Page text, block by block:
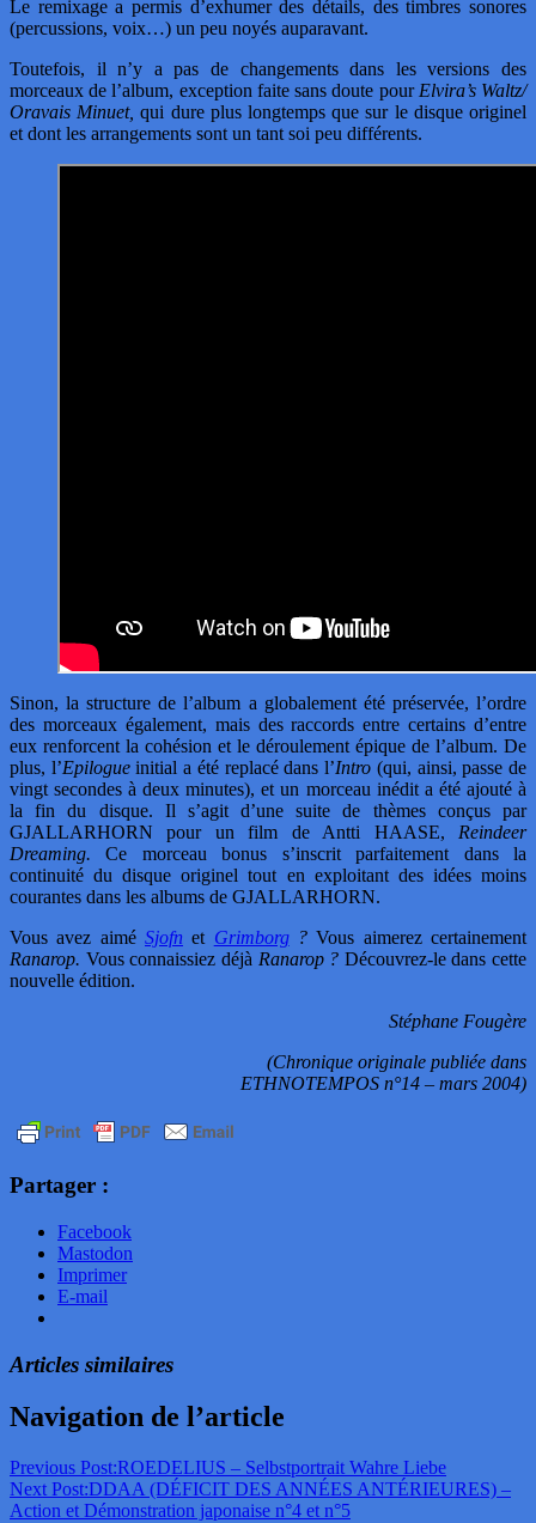
Le remixage a permis d’exhumer des détails, des timbres sonores
(percussions, voix…) un peu noyés auparavant.
Toutefois, il n’y a pas de changements dans les versions des
morceaux de l’album, exception faite sans doute pour Elvira’s Waltz/
Oravais Minuet, qui dure plus longtemps que sur le disque originel
et dont les arrangements sont un tant soi peu différents.
Sinon, la structure de l’album a globalement été préservée, l’ordre
des morceaux également, mais des raccords entre certains d’entre
eux renforcent la cohésion et le déroulement épique de l’album. De
plus, l’Epilogueinitial a été replacé dans l’Intro (qui, ainsi, passe de
vingt secondes à deux minutes), et un morceau inédit a été ajouté à
la fin du disque. Il s’agit d’une suite de thèmes conçus par
GJALLARHORN pour un film de Antti HAASE, Reindeer
Dreaming. Ce morceau bonus s’inscrit parfaitement dans la
continuité du disque originel tout en exploitant des idées moins
courantes dans les albums de GJALLARHORN.
Vous avez aimé Sjofn et Grimborg? Vous aimerez certainement
Ranarop. Vous connaissiez déjà Ranarop ? Découvrez-le dans cette
nouvelle édition.
Stéphane Fougère
(Chronique originale publiée dans
ETHNOTEMPOS n°14 – mars 2004)
Partager :
Facebook
Mastodon
Imprimer
E-mail
Articles similaires
Navigation de l’article
Previous Post:ROEDELIUS – Selbstportrait Wahre Liebe
Next Post:DDAA (DÉFICIT DES ANNÉES ANTÉRIEURES) –
Action et Démonstration japonaise n°4 et n°5